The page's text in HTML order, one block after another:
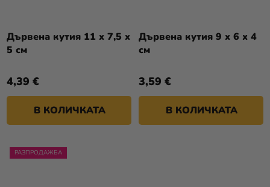
Дървена кутия 11 x 7,5 x
5 см
4,39 €
В КОЛИЧКАТА
Дървена кутия 9 x 6 x 4
см
3,59 €
В КОЛИЧКАТА
РАЗПРОДАЖБА